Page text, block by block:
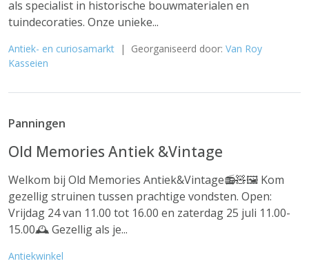
als specialist in historische bouwmaterialen en
tuindecoraties. Onze unieke...
Antiek- en curiosamarkt | Georganiseerd door: Van Roy
Kasseien
Panningen
Old Memories Antiek &Vintage
Welkom bij Old Memories Antiek&Vintage📻🧸🖼 Kom
gezellig struinen tussen prachtige vondsten. Open:
Vrijdag 24 van 11.00 tot 16.00 en zaterdag 25 juli 11.00-
15.00🕰 Gezellig als je...
Antiekwinkel